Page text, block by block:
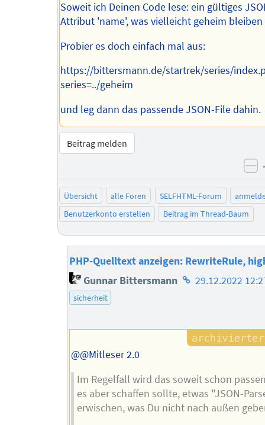
Soweit ich Deinen Code lese: ein gültiges
Attribut 'name', was vielleicht geheim
Probier es doch einfach mal aus:
https://bittersmann.de/startrek/series/
series=../geheim
und leg dann das passende JSON-File dahin.
Beitrag melden
Übersicht alle Foren SELFHTML-Forum
Benutzerkonto erstellen
Beitrag im Thread-Baum
PHP-Quelltext anzeigen: RewriteRule,
Gunnar Bittersmann Homepage
29.12.2022
sicherheit
@@Mitleser 2.0
Im Regelfall wird das soweit schon
es aber schaffen sollte, etwas "JSON-
erwischen, was Du nicht nach außen